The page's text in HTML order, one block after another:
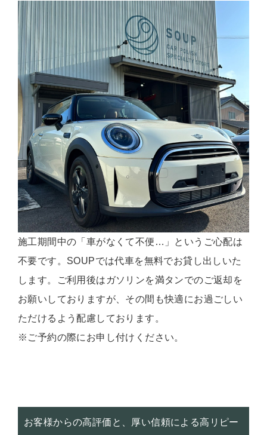
施工期間中の「車がなくて不便…」というご心配は
不要です。SOUPでは代車を無料でお貸し出しいた
します。ご利用後はガソリンを満タンでのご返却を
お願いしておりますが、その間も快適にお過ごしい
ただけるよう配慮しております。
※ご予約の際にお申し付けください。
お客様からの高評価と、厚い信頼による高リピー